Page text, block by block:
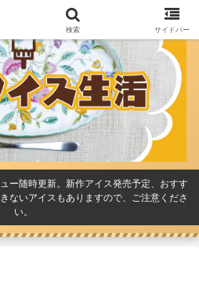
ー随時更新。新作アイス発売予定、おすす
ないアイスもありますので、ご注意くださ
い。
検索 サイドバー